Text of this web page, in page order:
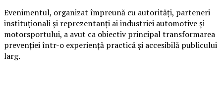
Evenimentul, organizat împreună cu autorități, parteneri
instituționali și reprezentanți ai industriei automotive și
motorsportului, a avut ca obiectiv principal transformarea
prevenției într-o experiență practică și accesibilă publicului
larg.